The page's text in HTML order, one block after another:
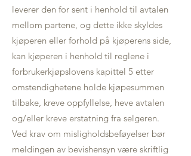
leverer den for sent i henhold til avtalen
mellom partene, og dette ikke skyldes
kjøperen eller forhold på kjøperens side,
kan kjøperen i henhold til reglene i
forbrukerkjøpslovens kapittel 5 etter
omstendighetene holde kjøpesummen
tilbake, kreve oppfyllelse, heve avtalen
og/eller kreve erstatning fra selgeren.
Ved krav om misligholdsbeføyelser bør
meldingen av bevishensyn være skriftlig